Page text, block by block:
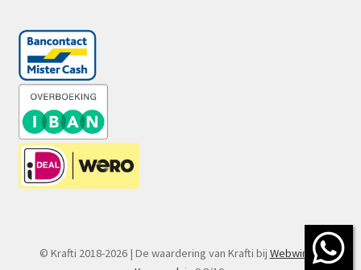
© Krafti 2018-2026 | De waardering van Krafti bij Webwinkel